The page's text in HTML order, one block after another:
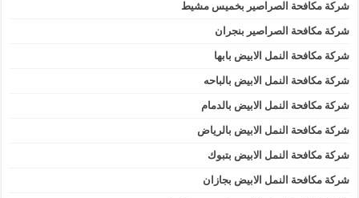
شركة مكافحة الصراصير بخميس مشيط
شركة مكافحة الصراصير بنجران
شركة مكافحة النمل الابيض بابها
شركة مكافحة النمل الابيض بالباحه
شركة مكافحة النمل الابيض بالدمام
شركة مكافحة النمل الابيض بالرياض
شركة مكافحة النمل الابيض بتبوك
شركة مكافحة النمل الابيض بجازان